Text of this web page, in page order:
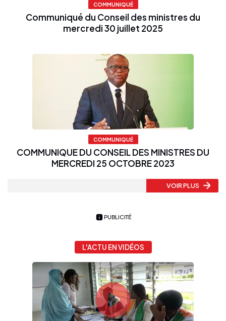
COMMUNIQUÉ
Communiqué du Conseil des ministres du
mercredi 30 juillet 2025
COMMUNIQUÉ
COMMUNIQUE DU CONSEIL DES MINISTRES DU
MERCREDI 25 OCTOBRE 2023
VOIR PLUS
PUBLICITÉ
L'ACTU EN VIDÉOS